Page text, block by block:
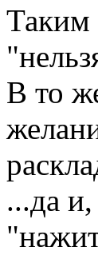
Таким
В то
...да и,